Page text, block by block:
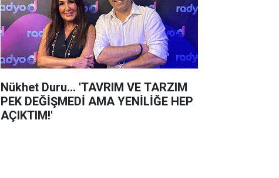
Nükhet Duru... 'TAVRIM VE TARZIM
PEK DEĞİŞMEDİ AMA YENİLİĞE HEP
AÇIKTIM!'